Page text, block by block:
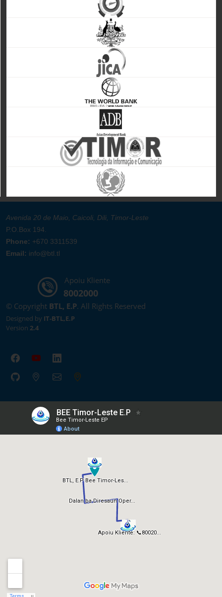
Avenida 20 de Maio, Caicoli, Dili, Timor-Leste
P.O.Box 194.
Phone: +670 3311539
Email: info@btl.tl
Apoiu Kliente
8002000
© Copyright BTL, E.P. All Rights Reserved
Designed by IT-BTL,E.P
Version 2.4